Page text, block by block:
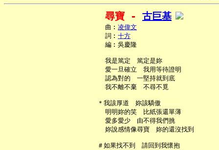
尋寶 - 古巨基
     曲︰
凌偉文
     詞︰
十方
     編︰吳慶隆
     我是篤定　篤定是妳
     愛一旦確立　我用等待證明
     認為對的　一堅持就到底
     我不離不棄　不尋不覓
   ＊我該厚道　妳該驕傲
     明明妳的笑　比紙張還單薄
     愛多愛少　由不得我們挑
     妳說感情像尋寶　妳的還沒找到
   ＃如果找不到　請回到我懷抱